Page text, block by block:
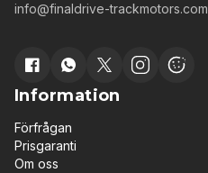
info@finaldrive-trackmotors.com
Information
Förfrågan
Prisgaranti
Om oss